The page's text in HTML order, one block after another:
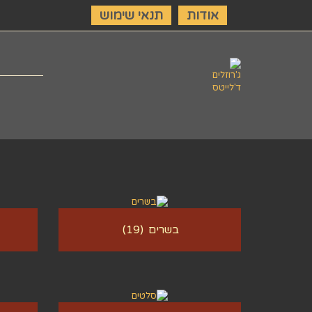
אודות תנאי שימוש
בשרים (19)